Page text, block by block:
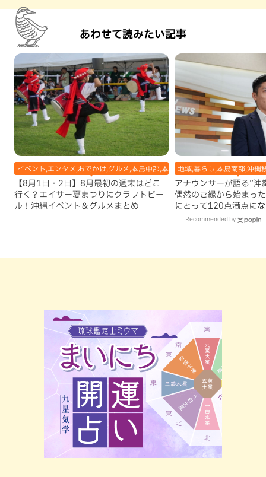
あわせて読みたい記事
イベント,エンタメ,おでかけ,グルメ,本島中部,本島北部,本島南部
【8月1日・2日】8月最初の週末はどこ
行く？エイサー夏まつりにクラフトビー
ル！沖縄イベント＆グルメまとめ
地域,暮らし,本島南部,沖縄
アナウンサーが語る”沖
偶然のご縁から始まっ
にとって120点満点に
Recommended by